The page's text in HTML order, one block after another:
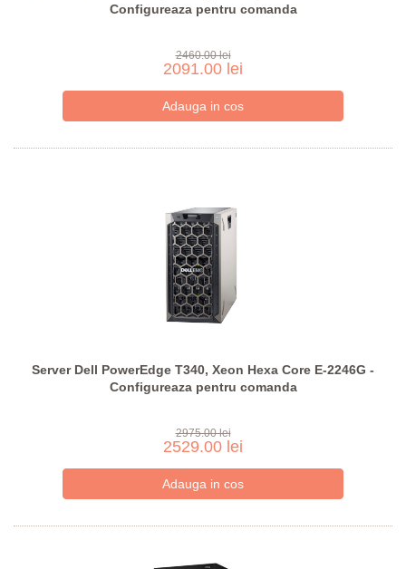
Configureaza pentru comanda
2460.00 lei
2091.00 lei
Server Dell PowerEdge T340, Xeon Hexa Core E-2246G -
Configureaza pentru comanda
2975.00 lei
2529.00 lei